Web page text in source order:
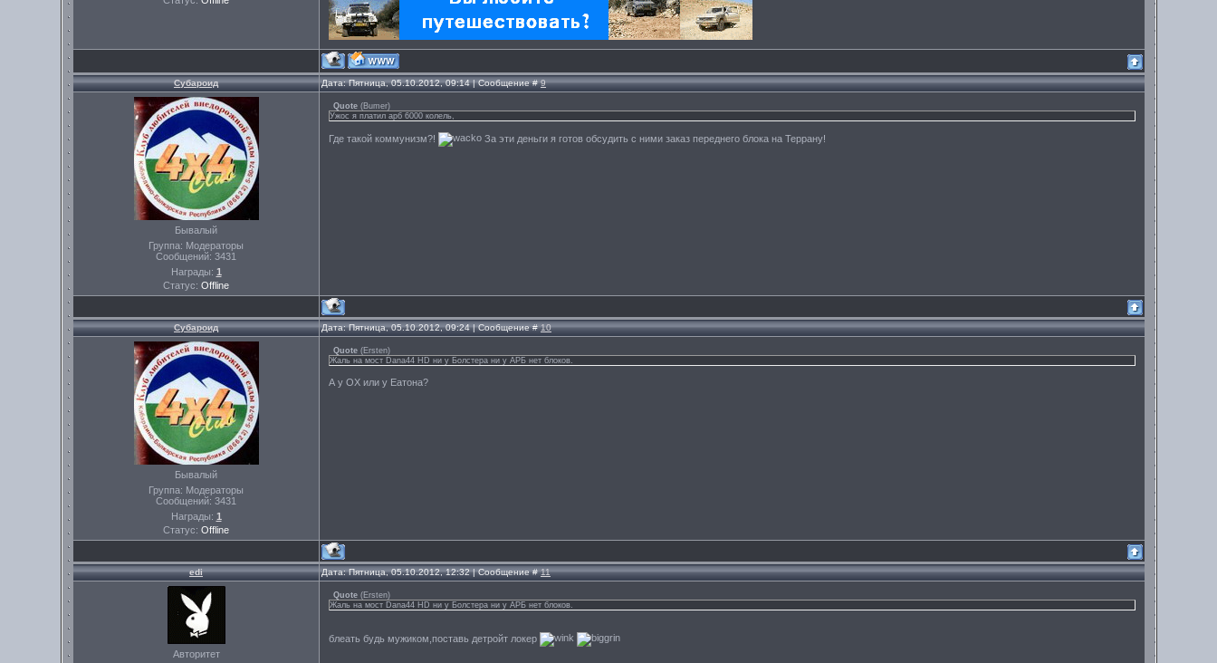
Субароид Дата: Пятница, 05.10.2012, 09:14 | Сообщение #9
Бывалый
Группа: Модераторы
Сообщений: 3431
Награды: 1
Статус: Offline
Quote (Bumer)
Ужос я платил арб 6000 колель,
Где такой коммунизм?! За эти деньги я готов обсудить с ними заказ переднего блока на Террану!
Субароид Дата: Пятница, 05.10.2012, 09:24 | Сообщение #10
Бывалый
Группа: Модераторы
Сообщений: 3431
Награды: 1
Статус: Offline
Quote (Ersten)
Жаль на мост Dana44 HD ни у Болстера ни у АРБ нет блоков.
А у ОХ или у Еатона?
edi Дата: Пятница, 05.10.2012, 12:32 | Сообщение #11
Авторитет
Quote (Ersten)
Жаль на мост Dana44 HD ни у Болстера ни у АРБ нет блоков.
блеать будь мужиком,поставь детройт локер